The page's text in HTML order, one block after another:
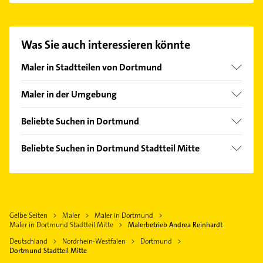
finden Sie alleKontaktdaten.
Was Sie auch interessieren könnte
Maler in Stadtteilen von Dortmund
Aplerbeck
Benninghofen
Brackel
Brechten
Dorstfeld
Eichlinghofen
Eving
Maler in der Umgebung
Holzwickede
Lünen
Witten
Waltrop
Kamen
Beliebte Suchen in Dortmund
Lackiererei
Klempner
Elektroinstallation
Elektriker
Elektro Reparatur
Beliebte Suchen in Dortmund Stadtteil Mitte
Gasinstallateur
Bestatter
Gelbe Seiten Maler
Maler in Dortmund
Maler in Dortmund Stadtteil Mitte
Malerbetrieb Andrea Reinhardt
Deutschland
Nordrhein-Westfalen
Dortmund
Dortmund Stadtteil Mitte